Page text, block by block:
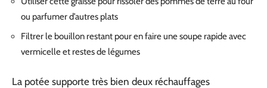
ou parfumer d’autres plats
Filtrer le bouillon restant pour en faire une soupe rapide avec
vermicelle et restes de légumes
La potée supporte très bien deux réchauffages